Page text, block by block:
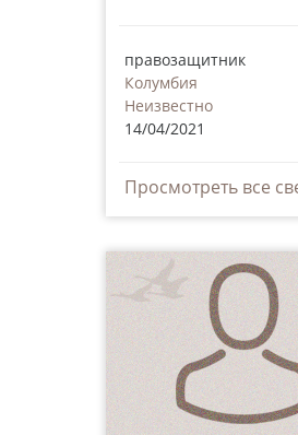
правозащитник
Колумбия
Неизвестно
14/04/2021